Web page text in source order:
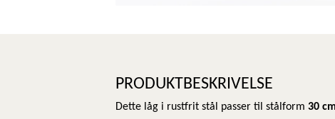
PRODUKTBESKRIVELSE
Dette låg i rustfrit stål passer til stålform 30